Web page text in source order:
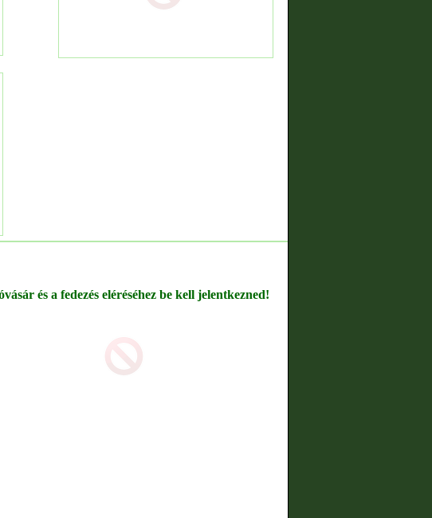
és a fedezés eléréséhez be kell jelentkezned!